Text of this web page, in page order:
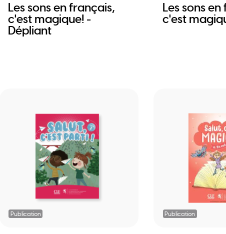
Les sons en français,
c'est magique! -
Dépliant
Les sons
c'est
Publication Publication